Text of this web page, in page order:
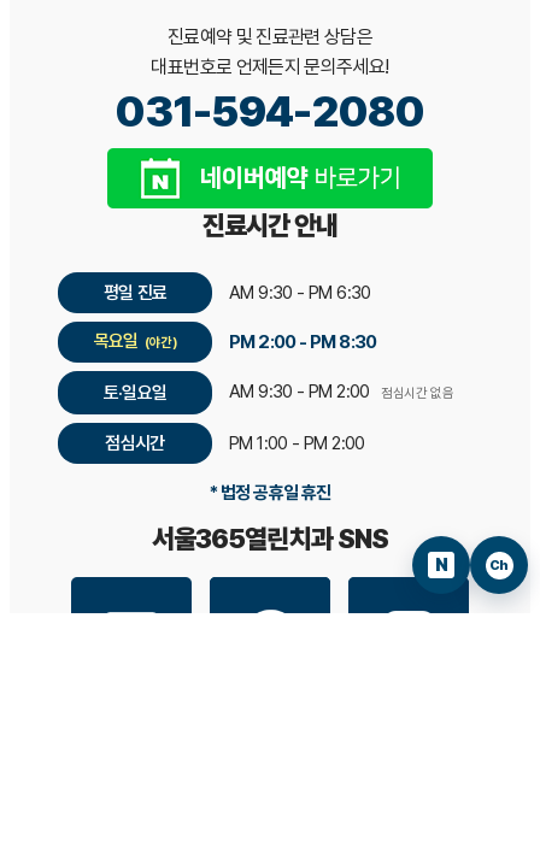
N Ch
진료예약 및 진료관련 상담은
대표번호로 언제든지 문의주세요!
031-594-2080
진료시간 안내
평일 진료 AM 9:30 - PM 6:30
목요일 (야간) PM 2:00 - PM 8:30
토·일요일 AM 9:30 - PM 2:00 점심시간 없음
점심시간 PM 1:00 - PM 2:00
* 법정 공휴일 휴진
서울365열린치과 SNS